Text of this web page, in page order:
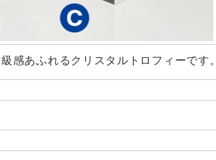
感あふれるクリスタルトロフィーです。